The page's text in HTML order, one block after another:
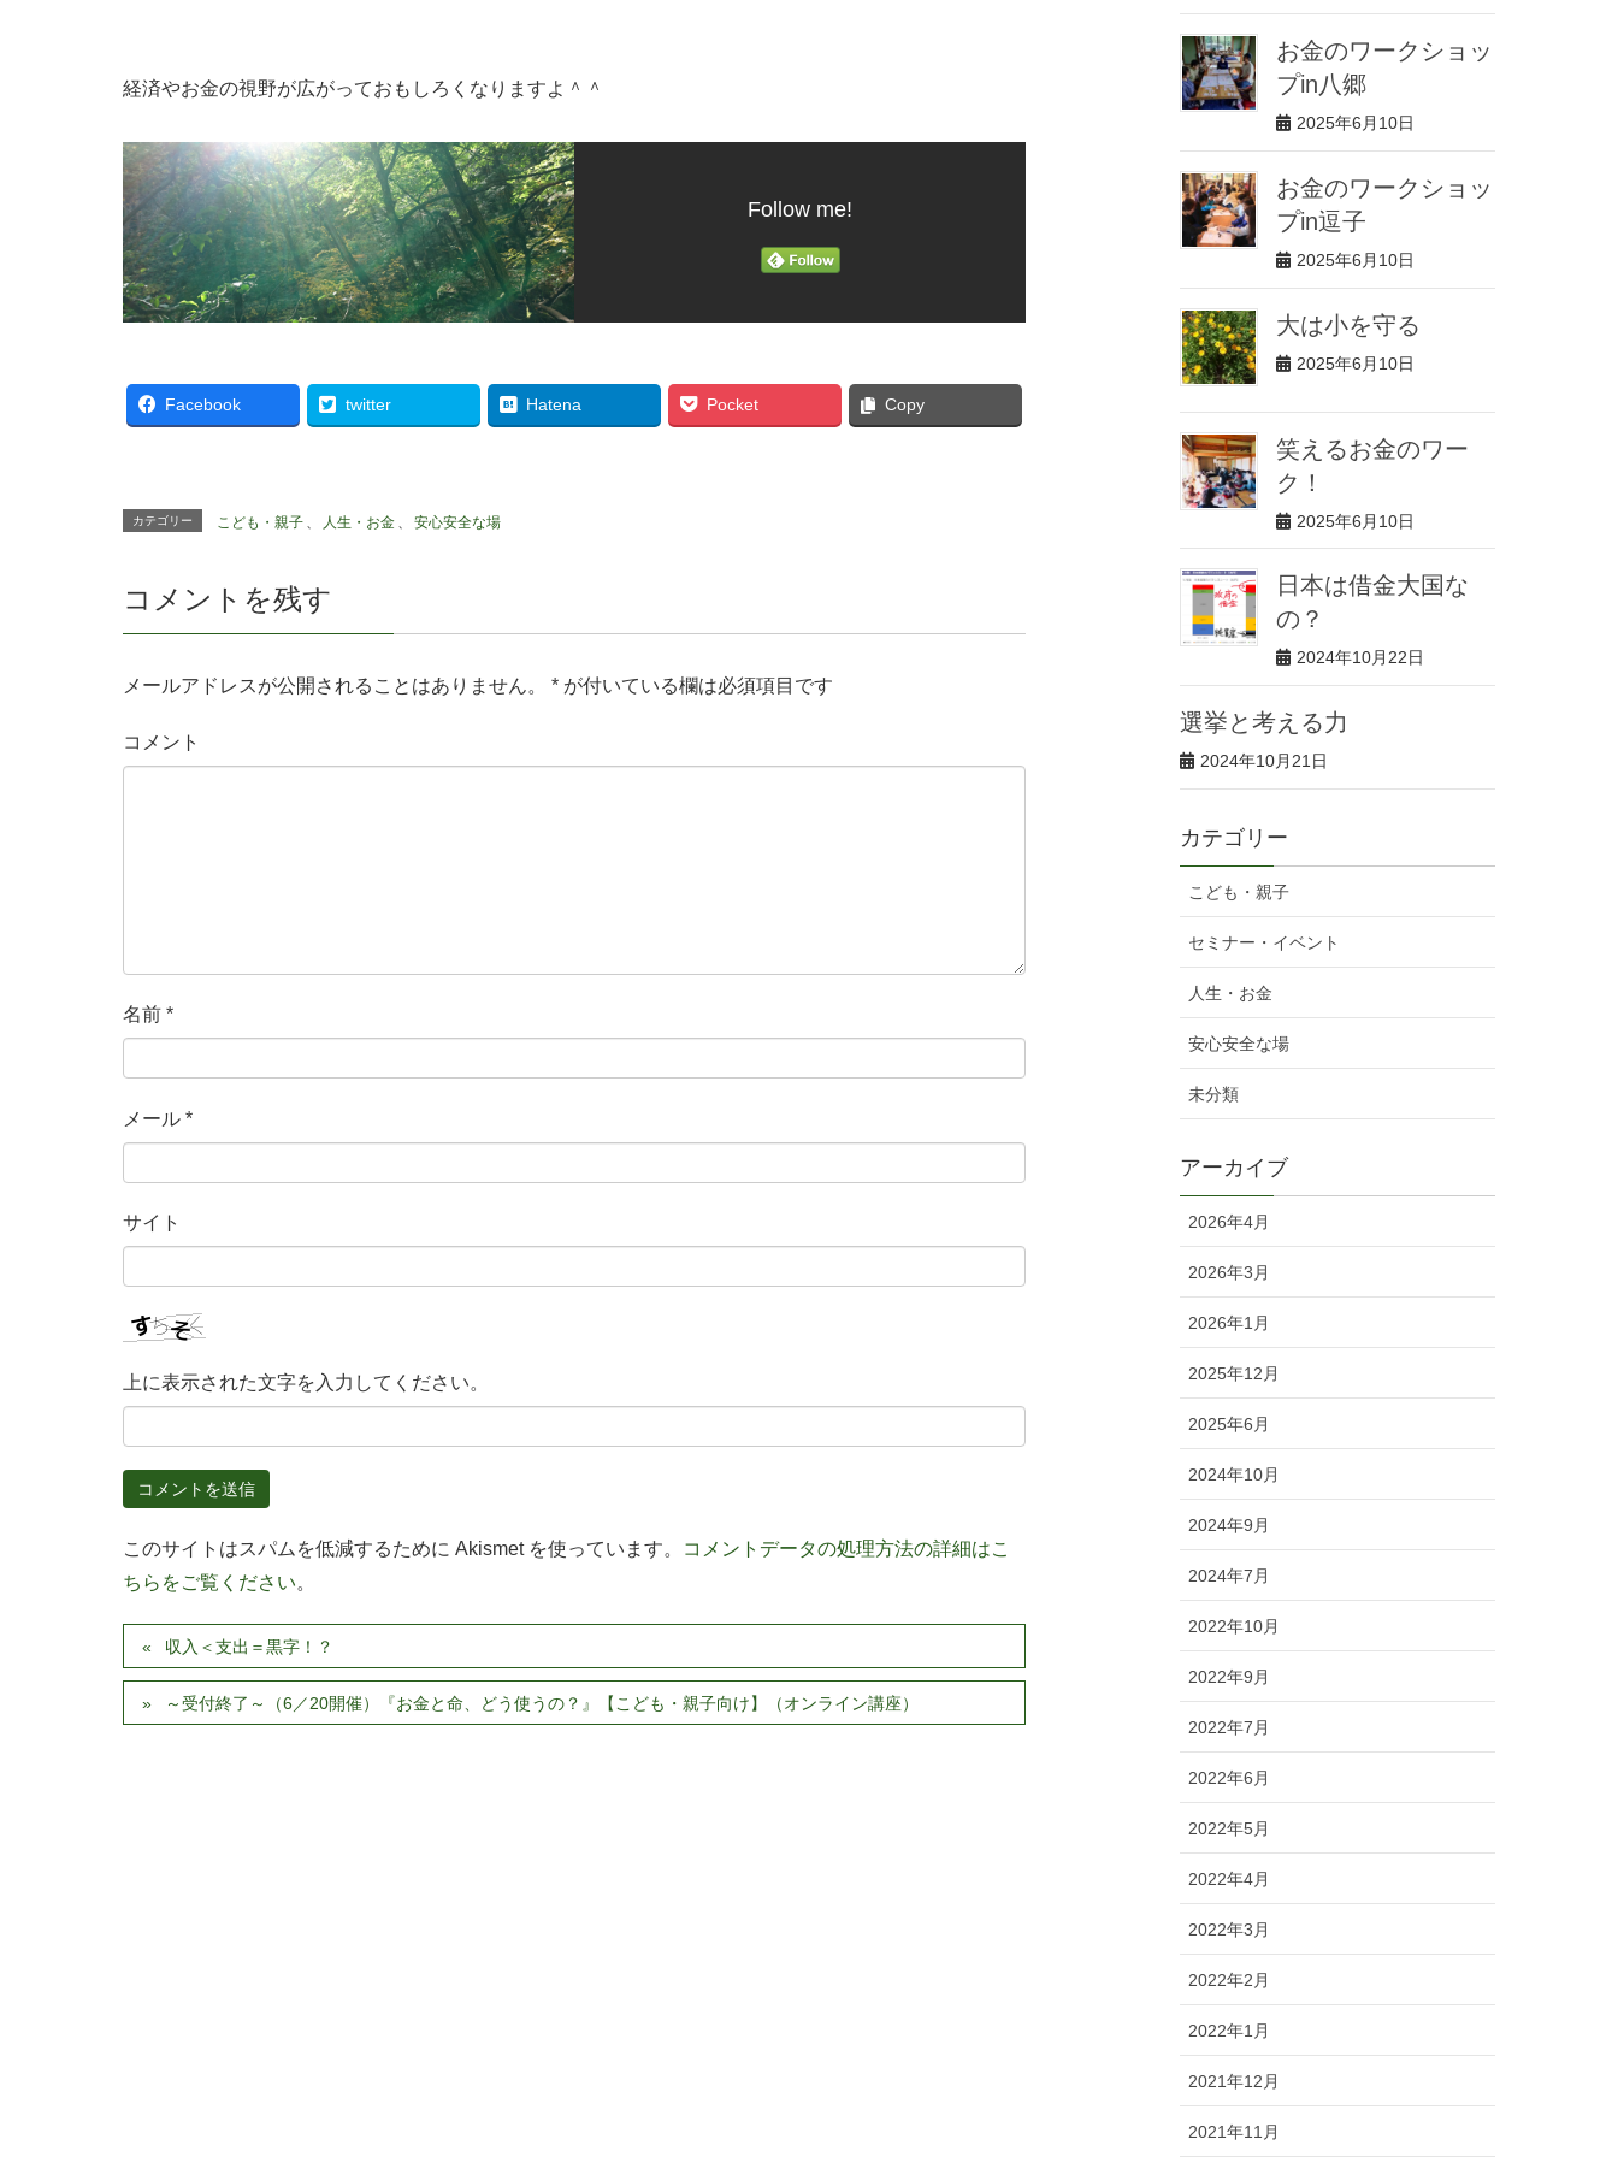
経済やお金の視野が広がっておもしろくなりますよ＾＾
Follow me!
Facebook twitter Hatena Pocket Copy
カテゴリー こども・親子 、 人生・お金 、 安心安全な場
コメントを残す
メールアドレスが公開されることはありません。 * が付いている欄は必須項目です
コメント
名前 *
メール *
サイト
上に表示された文字を入力してください。
このサイトはスパムを低減するために Akismet を使っています。
コメントデータの処理方法の詳細はこ
ちらをご覧ください。
収入＜支出＝黒字！？
～受付終了～（6／20開催）『お金と命、どう使うの？』【こども・親子向け】（オンライン講座）
お金のワークショッ
プin八郷
2025年6月10日
お金のワークショッ
プin逗子
2025年6月10日
大は小を守る
2025年6月10日
笑えるお金のワー
ク！
2025年6月10日
日本は借金大国な
の？
2024年10月22日
選挙と考える力
2024年10月21日
カテゴリー
こども・親子
セミナー・イベント
人生・お金
安心安全な場
未分類
アーカイブ
2026年4月
2026年3月
2026年1月
2025年12月
2025年6月
2024年10月
2024年9月
2024年7月
2022年10月
2022年9月
2022年7月
2022年6月
2022年5月
2022年4月
2022年3月
2022年2月
2022年1月
2021年12月
2021年11月